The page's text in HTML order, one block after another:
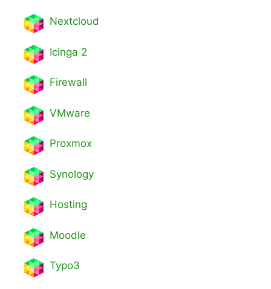
Nextcloud
Icinga 2
Firewall
VMware
Proxmox
Synology
Hosting
Moodle
Typo3